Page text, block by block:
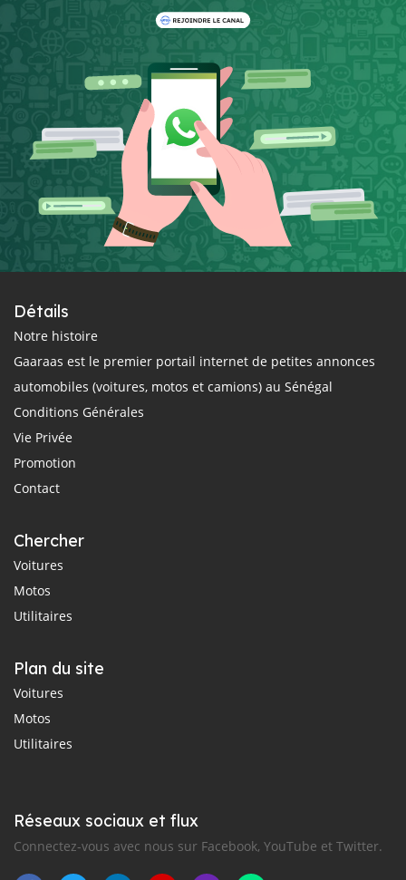
Détails
Notre histoire
Gaaraas est le premier portail internet de petites annonces
automobiles (voitures, motos et camions) au Sénégal
Conditions Générales
Vie Privée
Promotion
Contact
Chercher
Voitures
Motos
Utilitaires
Plan du site
Voitures
Motos
Utilitaires
Réseaux sociaux et flux
Connectez-vous avec nous sur Facebook, YouTube et Twitter.